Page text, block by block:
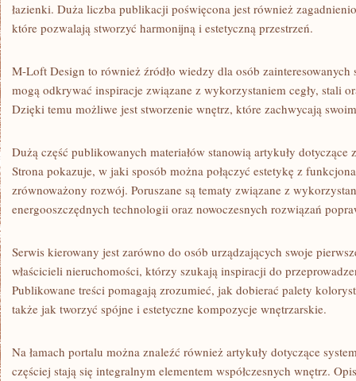
łazienki. Duża liczba publikacji poświęcona jest również
które pozwalają stworzyć harmonijną i estetyczną przestrzeń.
M-Loft Design to również źródło wiedzy dla osób
mogą odkrywać inspiracje związane z wykorzystaniem cegły, stali
Dzięki temu możliwe jest stworzenie wnętrz, które zachwycają
Dużą część publikowanych materiałów stanowią artykuły
Strona pokazuje, w jaki sposób można połączyć estetykę z
zrównoważony rozwój. Poruszane są tematy związane z
energooszczędnych technologii oraz nowoczesnych rozwiązań
Serwis kierowany jest zarówno do osób urządzających swoje
właścicieli nieruchomości, którzy szukają inspiracji do
Publikowane treści pomagają zrozumieć, jak dobierać palety
także jak tworzyć spójne i estetyczne kompozycje wnętrzarskie.
Na łamach portalu można znaleźć również artykuły dotyczące
częściej stają się integralnym elementem współczesnych wnętrz.